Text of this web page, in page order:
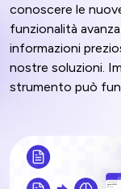
conoscere le
funzionalità
informazioni
nostre soluzioni.
strumento può